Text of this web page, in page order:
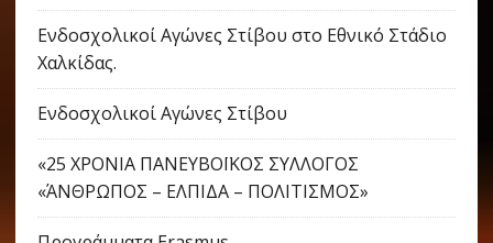
Ενδοσχολικοί Αγώνες Στίβου στο Εθνικό Στάδιο
Χαλκίδας.
Ενδοσχολικοί Αγώνες Στίβου
«25 ΧΡΟΝΙΑ ΠΑΝΕΥΒΟΪΚΟΣ ΣΥΛΛΟΓΟΣ
«ΆΝΘΡΩΠΟΣ – ΕΛΠΙΔΑ – ΠΟΛΙΤΙΣΜΟΣ»